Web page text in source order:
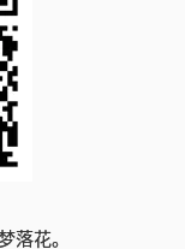
落花。